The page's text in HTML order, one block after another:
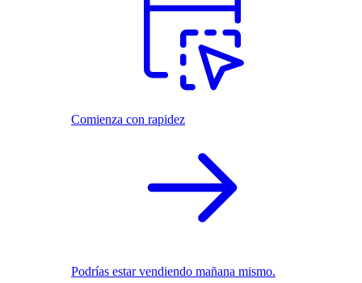
Comienza con rapidez
Podrías estar vendiendo mañana mismo.